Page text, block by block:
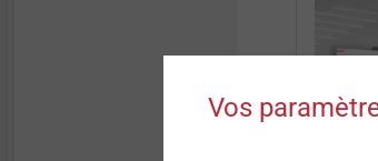
Vos